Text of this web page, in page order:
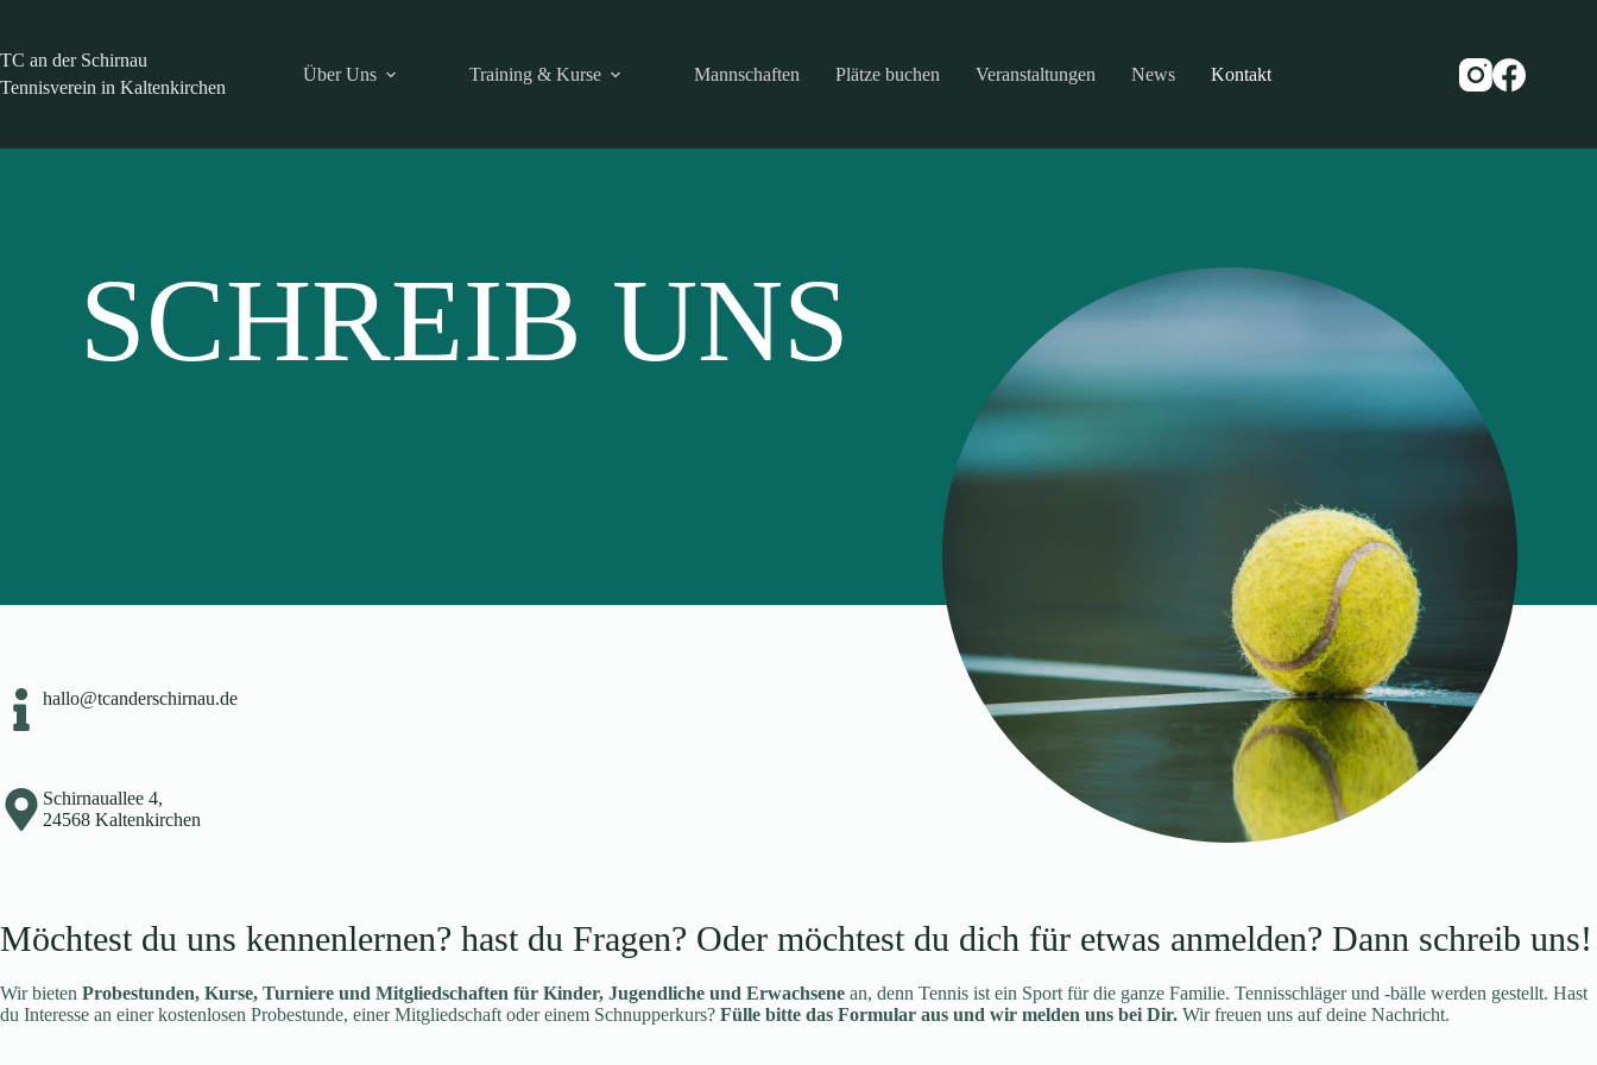
springen
TC an der Schirnau
Tennisverein in Kaltenkirchen
Über Uns Training & Kurse Mannschaften Plätze buchen Veranstaltungen News Kontakt
SCHREIB UNS
hallo@tcanderschirnau.de
Schirnauallee 4,
24568 Kaltenkirchen
Möchtest du uns kennenlernen? hast du Fragen? Oder möchtest du dich für etwas anmelden? Dann schreib uns!
Wir bieten Probestunden, Kurse, Turniere und Mitgliedschaften für Kinder, Jugendliche und Erwachsene an, denn Tennis ist ein Sport für die ganze Familie. Tennisschläger und -bälle werden gestellt. Hast
du Interesse an einer kostenlosen Probestunde, einer Mitgliedschaft oder einem Schnupperkurs? Fülle bitte das Formular aus und wir melden uns bei Dir. Wir freuen uns auf deine Nachricht.